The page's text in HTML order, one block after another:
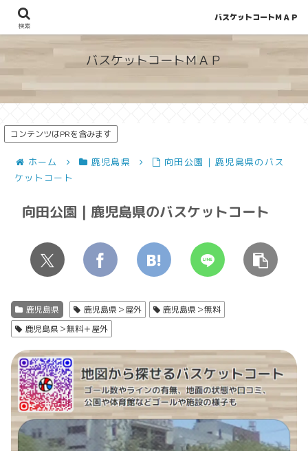
地図から探せる！穴場が見つかるバスケットコート情報
バスケットコートＭＡＰ
コンテンツはPRを含みます
ホーム 鹿児島県
向田公園 | 鹿児島県のバス
ケットコート
向田公園 | 鹿児島県のバスケットコート
鹿児島県 鹿児島県＞屋外
鹿児島県＞無料
鹿児島県＞無料＋屋外
検索
バスケットコートＭＡＰ